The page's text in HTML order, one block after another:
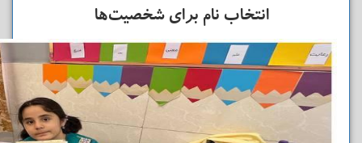
انتخاب نام برای شخصیت‌ها